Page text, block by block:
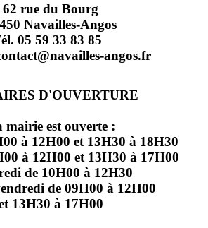
62 rue du Bourg
Navailles-Angos
05 59 33 83 85
angos.fr
D'OUVERTURE
mairie est ouverte :
à 12H00 et 13H30 à 18H30
à 12H00 et 13H30 à 17H00
de 10H00 à 12H30
de 09H00 à 12H00
13H30 à 17H00